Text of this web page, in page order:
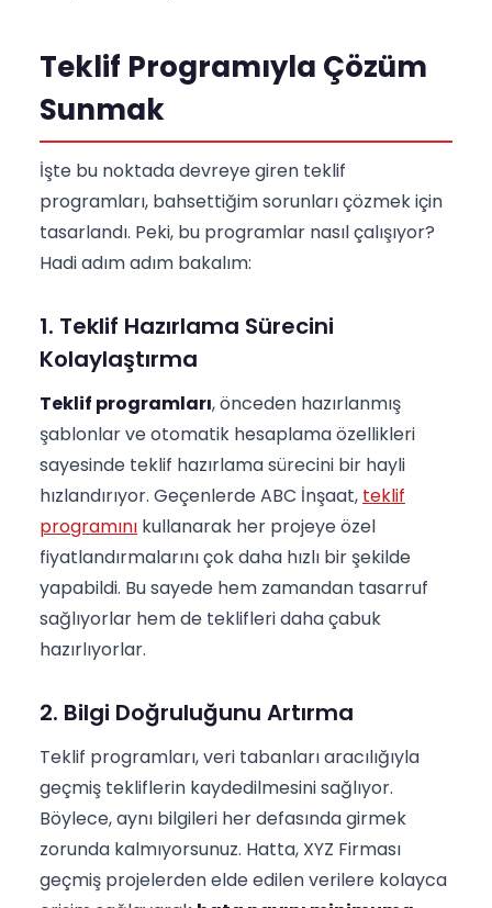
Teklif Programıyla Çözüm
Sunmak
İşte bu noktada devreye giren teklif
programları, bahsettiğim sorunları çözmek için
tasarlandı. Peki, bu programlar nasıl çalışıyor?
Hadi adım adım bakalım:
1. Teklif Hazırlama Sürecini
Kolaylaştırma
Teklif programları, önceden hazırlanmış
şablonlar ve otomatik hesaplama özellikleri
sayesinde teklif hazırlama sürecini bir hayli
hızlandırıyor. Geçenlerde ABC İnşaat, teklif
programını kullanarak her projeye özel
fiyatlandırmalarını çok daha hızlı bir şekilde
yapabildi. Bu sayede hem zamandan tasarruf
sağlıyorlar hem de teklifleri daha çabuk
hazırlıyorlar.
2. Bilgi Doğruluğunu Artırma
Teklif programları, veri tabanları aracılığıyla
geçmiş tekliflerin kaydedilmesini sağlıyor.
Böylece, aynı bilgileri her defasında girmek
zorunda kalmıyorsunuz. Hatta, XYZ Firması
geçmiş projelerden elde edilen verilere kolayca